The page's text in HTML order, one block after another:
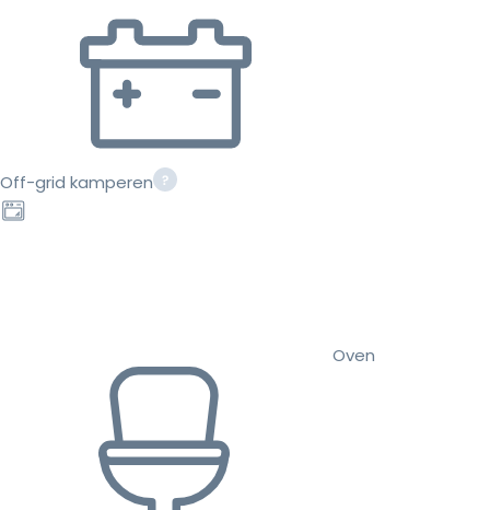
Off-grid kamperen
Oven